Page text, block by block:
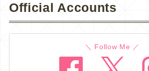
Official Accounts
＼ Follow Me ／